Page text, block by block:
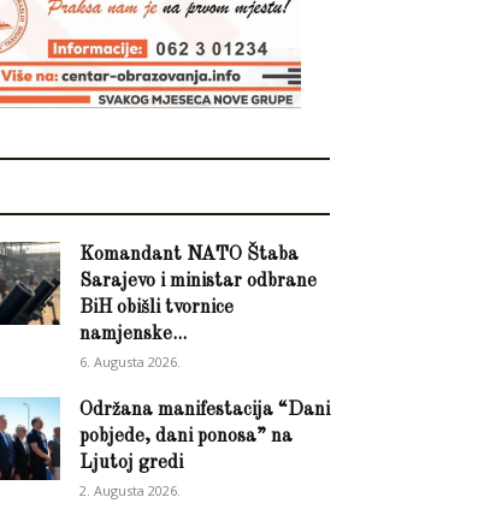
Komandant NATO Štaba
Sarajevo i ministar odbrane
BiH obišli tvornice
namjenske...
6. Augusta 2026.
Održana manifestacija “Dani
pobjede, dani ponosa” na
Ljutoj gredi
2. Augusta 2026.